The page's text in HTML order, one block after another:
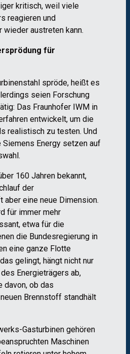
kritisch, weil viele
reagieren und
austreten kann.
für
spröde, heißt es
seien Forschung
Das Fraunhofer IWM in
entwickelt, um die
realistisch zu testen. Und
Energy setzen auf
160 Jahren bekannt,
der
eine neue Dimension.
für immer mehr
etwa für die
die Bundesregierung in
eine ganze Flotte
gelingt, hängt nicht nur
Energieträgers ab,
davon, ob das
Brennstoff standhält
Gasturbinen gehören
Maschinen